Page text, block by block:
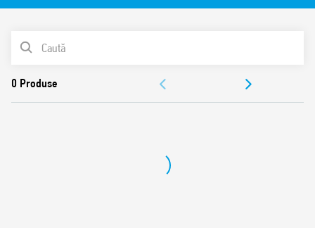
Montare PCB sau în socluri Seria 95
Gradul de protecție:
RT II – protecție la flux de cositorire (Standard)
LISTA DE PRODUSE
APROBĂRI